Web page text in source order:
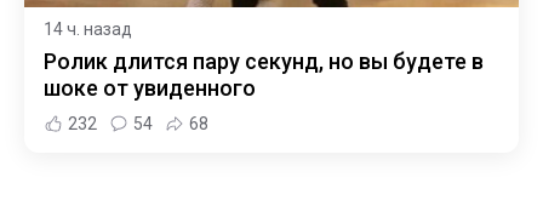
14 ч. назад
Ролик длится пару секунд, но вы будете в
шоке от увиденного
232 54 68